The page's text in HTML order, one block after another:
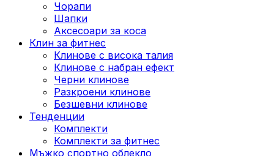
Чорапи
Шапки
Аксесоари за коса
Клин за фитнес
Клинове с висока талия
Клинове с набран ефект
Черни клинове
Разкроени клинове
Безшевни клинове
Тенденции
Комплекти
Комплекти за фитнес
Мъжко спортно облекло